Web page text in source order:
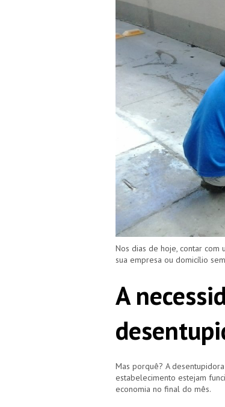
Nos dias de hoje, contar
sua empresa ou domicílio
A
Mas porquê? A
estabelecimento estejam
economia no final do mês.